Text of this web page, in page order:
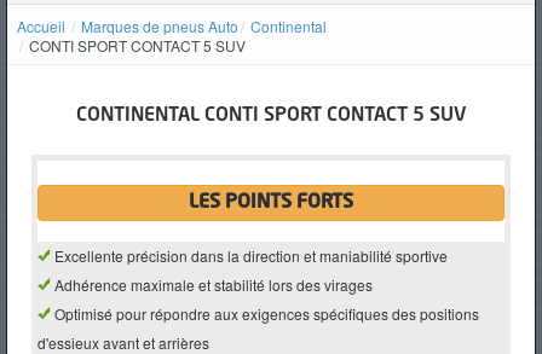
Accueil Marques de pneus Auto
Continental
CONTI SPORT CONTACT 5 SUV
CONTINENTAL CONTI SPORT CONTACT 5 SUV
LES POINTS FORTS
Excellente précision dans la direction et maniabilité sportive
Adhérence maximale et stabilité lors des virages
Optimisé pour répondre aux exigences spécifiques des positions
d'essieux avant et arrières
VOITURES